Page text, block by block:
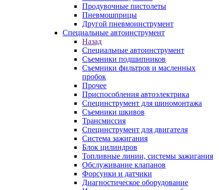
Продувочные пистолеты
Пневмошприцы
Другой пневмоинструмент
Специальные автоинструмент
Назад
Специальные автоинструмент
Съемники подшипников
Съемники фильтров и масленных
пробок
Прочее
Приспособления автоэлектрика
Специнструмент для шиномонтажа
Съемники шкивов
Трансмиссия
Специнструмент для двигателя
Система зажигания
Блок цилиндров
Топливные линии, системы зажигания
Обслуживание клапанов
Форсунки и датчики
Диагностическое оборудование